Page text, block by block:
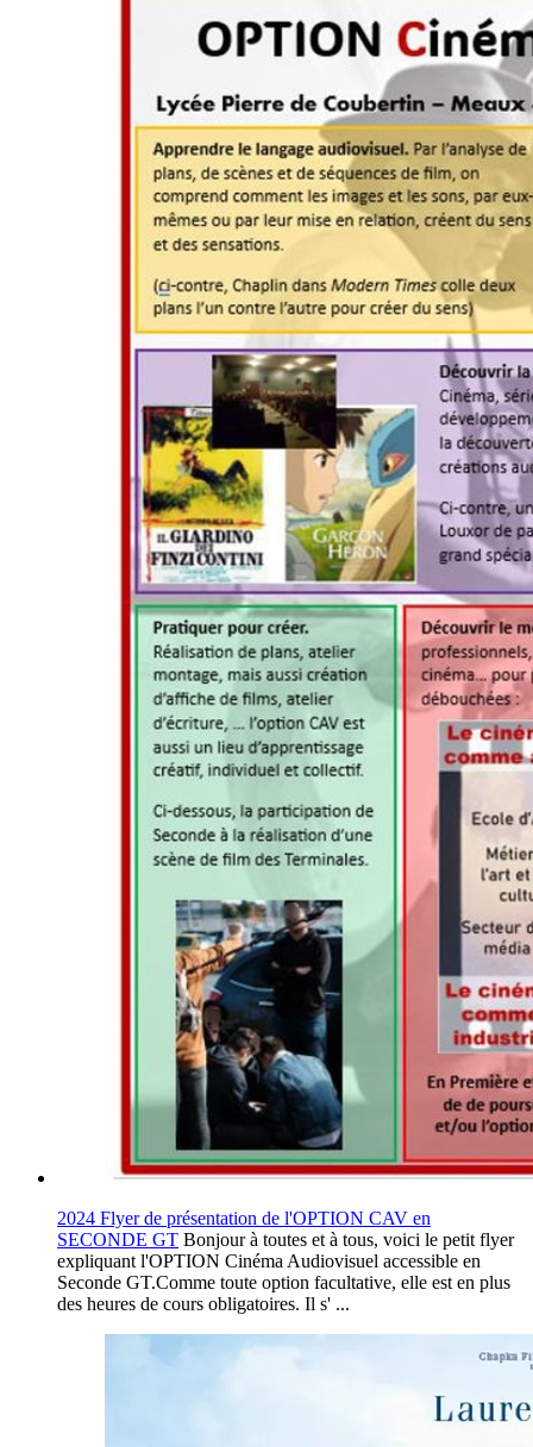
2024 Flyer de présentation de l'OPTION CAV en
SECONDE GT Bonjour à toutes et à tous, voici le petit flyer
expliquant l'OPTION Cinéma Audiovisuel accessible en
Seconde GT.Comme toute option facultative, elle est en plus
des heures de cours obligatoires. Il s' ...